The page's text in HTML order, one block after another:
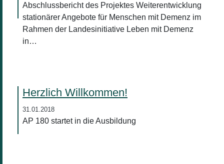
Abschlussbericht des Projektes Weiterentwicklung
stationärer Angebote für Menschen mit Demenz im
Rahmen der Landesinitiative Leben mit Demenz
in…
Herzlich Willkommen!
31.01.2018
AP 180 startet in die Ausbildung